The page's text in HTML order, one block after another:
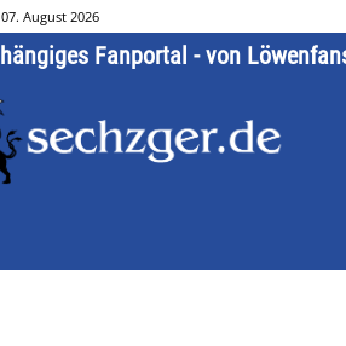
August 2026
Fanportal - von